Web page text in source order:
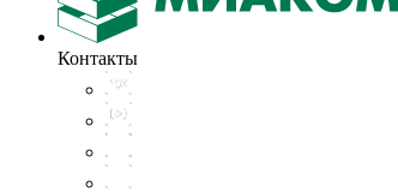
Контакты